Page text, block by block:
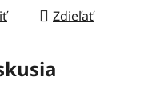
Zdieľať